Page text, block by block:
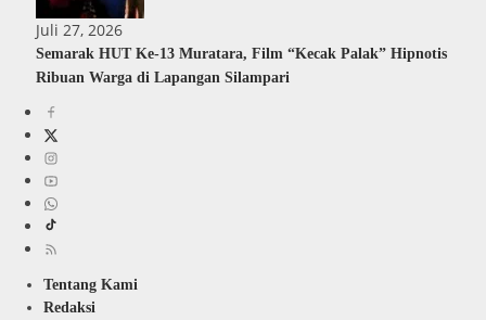
Juli 27, 2026
Semarak HUT Ke-13 Muratara, Film “Kecak Palak” Hipnotis
Ribuan Warga di Lapangan Silampari
Tentang Kami
Redaksi